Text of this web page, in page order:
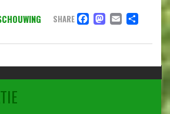
SHARE EMAIL